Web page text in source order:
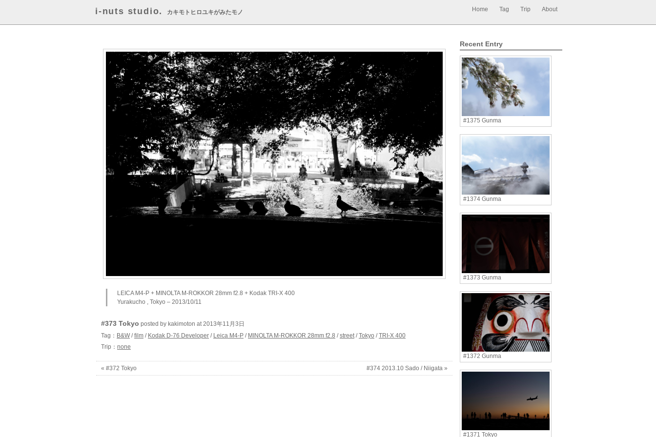
i-nuts studio. カキモトヒロユキがみたモノ Home Tag Trip About
LEICA M4-P + MINOLTA M-ROKKOR 28mm f2.8 + Kodak TRI-X 400
Yurakucho , Tokyo – 2013/10/11
#373 Tokyo posted by kakimoton at 2013年11月3日
Tag： B&W /film / Kodak D-76 Developer / Leica M4-P / MINOLTA M-ROKKOR 28mm f2.8 /street/Tokyo /TRI-X 400
Trip： none
« #372 Tokyo #374 2013.10 Sado / Niigata »
Recent Entry
#1375 Gunma
#1374 Gunma
#1373 Gunma
#1372 Gunma
#1371 Tokyo